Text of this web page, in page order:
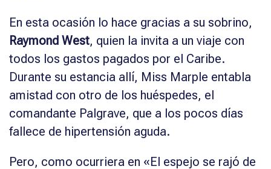
En esta ocasión lo hace gracias a su sobrino,
Raymond West, quien la invita a un viaje con
todos los gastos pagados por el Caribe.
Durante su estancia allí, Miss Marple entabla
amistad con otro de los huéspedes, el
comandante Palgrave, que a los pocos días
fallece de hipertensión aguda.
Pero, como ocurriera en «El espejo se rajó de